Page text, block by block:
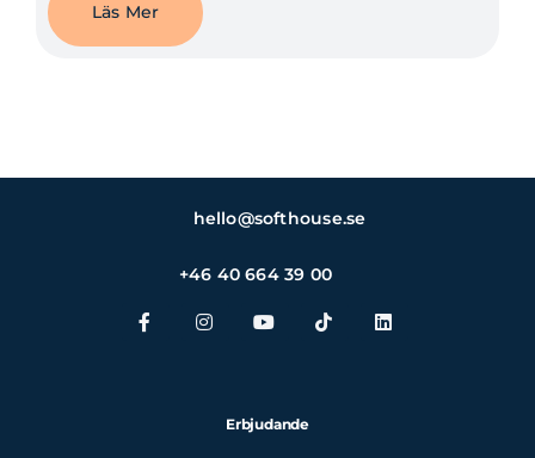
Läs Mer
hello@softhouse.se
+46 40 664 39 00
Erbjudande